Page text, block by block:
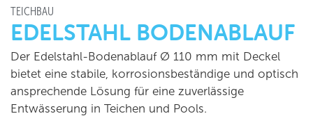
TEICHBAU
EDELSTAHL BODENABLAUF
Der Edelstahl-Bodenablauf Ø 110 mm mit Deckel
bietet eine stabile, korrosionsbeständige und optisch
ansprechende Lösung für eine zuverlässige
Entwässerung in Teichen und Pools.